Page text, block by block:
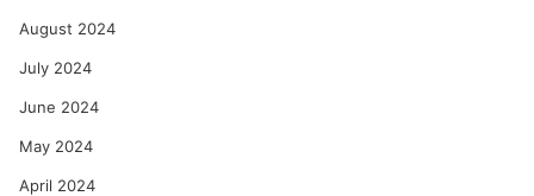
August 2024
July 2024
June 2024
May 2024
April 2024